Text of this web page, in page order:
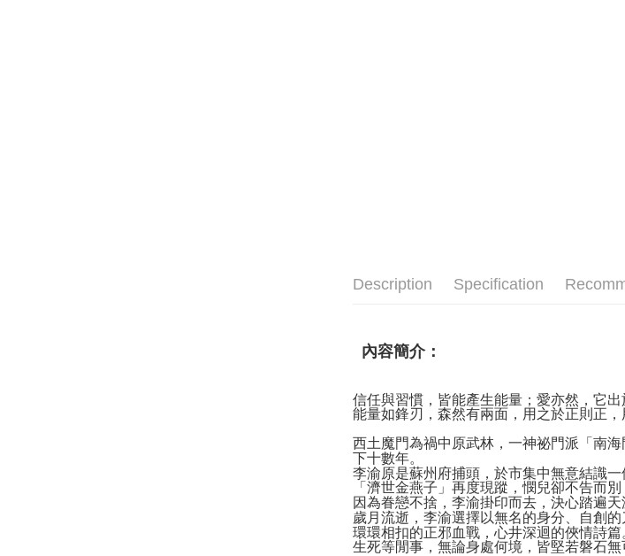
Description Specification
內容簡介：
信任與習慣，皆能產生能量；愛亦然，它
能量如鋒刃，森然有兩面，用之於正則正，
西土魔門為禍中原武林，一神祕門派「南
下十數年。
李渝原是蘇州府捕頭，於市集中無意結識
「濟世金燕子」再度現蹤，憫兒卻不告而別
因為眷戀不捨，李渝掛印而去，決心踏遍
歲月流逝，李渝選擇以無名的身分、自創
環環相扣的正邪血戰，心井深迴的俠情詩篇
生死等閒事，無論身處何境，皆堅若磐石